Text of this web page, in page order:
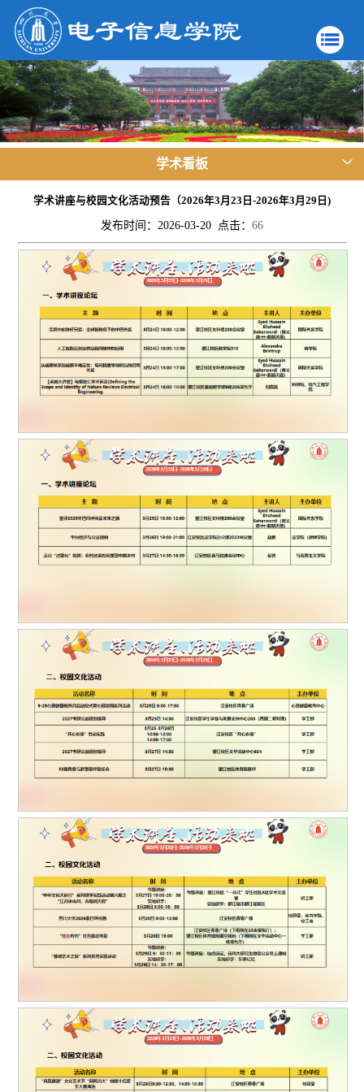
学术看板
学术讲座与校园文化活动预告（2026年3月23日-2026年3月29日)
发布时间：2026-03-20 点击： 66